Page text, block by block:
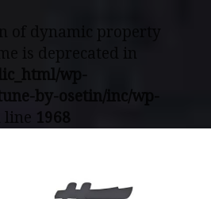
of dynamic property
is deprecated in
wp-
by-osetin/inc/wp-
line 1968